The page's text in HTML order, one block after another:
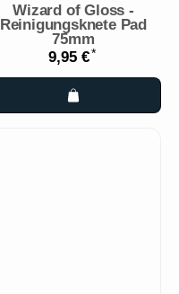
Wizard of Gloss -
Reinigungsknete Pad
75mm
9,95 €*